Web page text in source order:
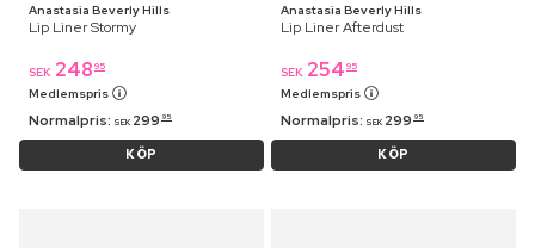
Anastasia Beverly Hills
Lip Liner Stormy
SEK 248 95
Medlemspris
Normalpris: SEK 299 95
KÖP
Anastasia Beverly Hills
Lip Liner Afterdust
SEK 254 95
Medlemspris
Normalpris: SEK 299 95
KÖP